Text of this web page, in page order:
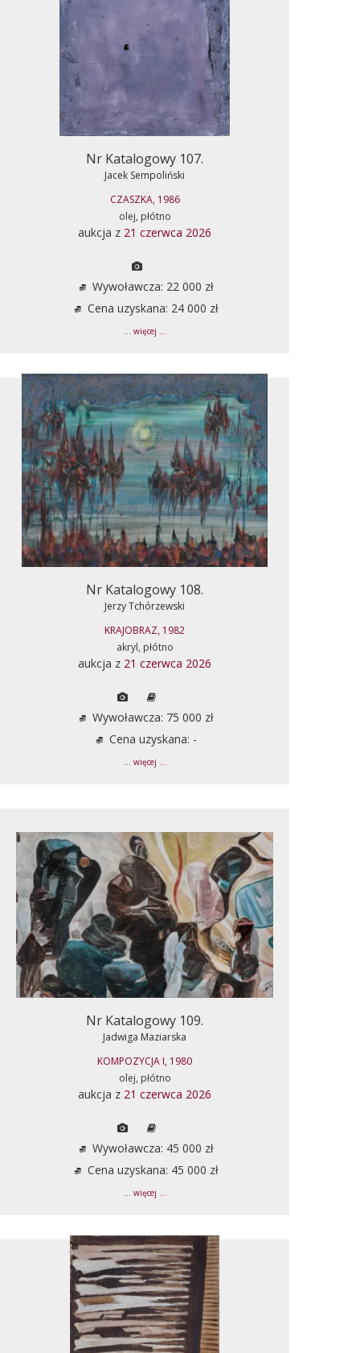
Nr Katalogowy 107.
Jacek Sempoliński
CZASZKA, 1986
olej, płótno
aukcja z 21 czerwca 2026
Wywoławcza: 22 000 zł
Cena uzyskana: 24 000 zł
... więcej ...
Nr Katalogowy 108.
Jerzy Tchórzewski
KRAJOBRAZ, 1982
akryl, płótno
aukcja z 21 czerwca 2026
Wywoławcza: 75 000 zł
Cena uzyskana: -
... więcej ...
Nr Katalogowy 109.
Jadwiga Maziarska
KOMPOZYCJA I, 1980
olej, płótno
aukcja z 21 czerwca 2026
Wywoławcza: 45 000 zł
Cena uzyskana: 45 000 zł
... więcej ...